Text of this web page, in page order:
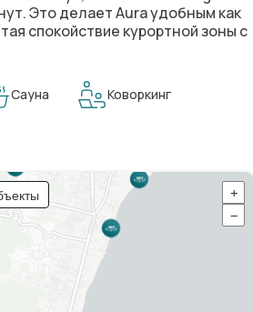
. Это делает Aura удобным как
спокойствие курортной зоны с
Сауна Коворкинг
+
−